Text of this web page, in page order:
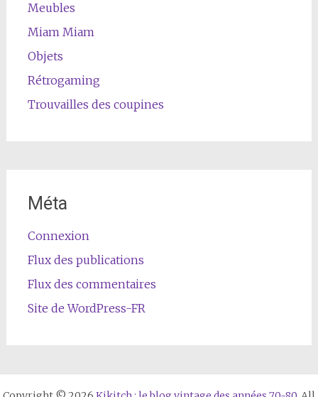
Meubles
Miam Miam
Objets
Rétrogaming
Trouvailles des coupines
Méta
Connexion
Flux des publications
Flux des commentaires
Site de WordPress-FR